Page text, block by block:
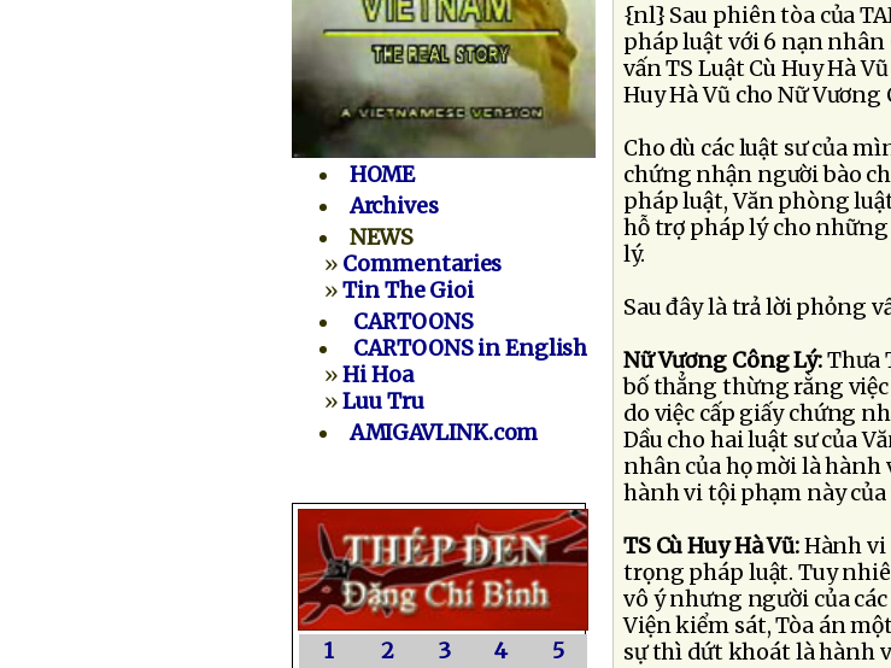
HOME
Archives
NEWS
» Commentaries
»Tin The Gioi
CARTOONS
CARTOONS in English
»Hi Hoa
»Luu Tru
AMIGAVLINK.com
1 2 3 4
5
{nl} Sau phiên tòa của
pháp luật với 6 nạn nhân
vấn TS Luật Cù Huy Hà
Huy Hà Vũ cho Nữ
Cho dù các luật sư của
chứng nhận người bào
pháp luật, Văn phòng
hỗ trợ pháp lý cho
lý.
Sau đây là trả lời phỏng
Nữ Vương Công Lý:Thưa
bố thẳng thừng rằng việc
do việc cấp giấy chứng
Dầu cho hai luật sư của
nhân của họ mời là hành
hành vi tội phạm này của
TS Cù Huy Hà Vũ:Hành
trọng pháp luật. Tuy
vô ý nhưng người của
Viện kiểm sát, Tòa án
sự thì dứt khoát là hành